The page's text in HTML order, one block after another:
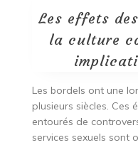
Les effets
la culture
Les bordels ont une
plusieurs siècles. Ces
entourés de
services sexuels sont